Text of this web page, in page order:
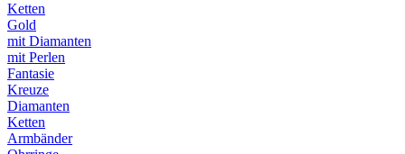
Ketten
Gold
mit Diamanten
mit Perlen
Fantasie
Kreuze
Diamanten
Ketten
Armbänder